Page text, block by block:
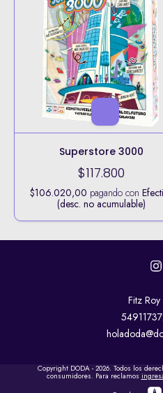
Superstore 3000
$117.800
$106.020,00 pagando con
(desc. no acumulable)
Fitz
Copyright DODA - 2026. Todos los
consumidores. Para reclamos